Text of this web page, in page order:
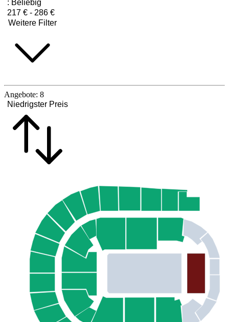
: Beliebig
217 € - 286 €
Weitere Filter
Angebote: 8
Niedrigster Preis